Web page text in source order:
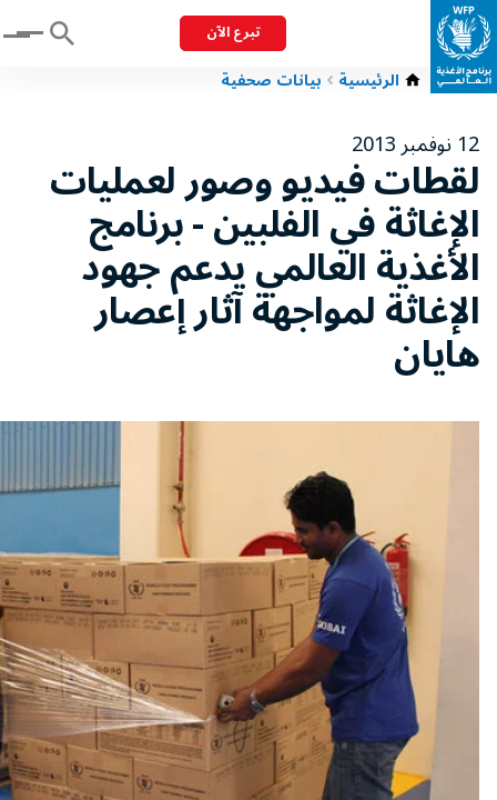
تبرع الآن Menu
الرئيسية بيانات صحفية
12 نوفمبر 2013
لقطات فيديو وصور لعمليات
الإغاثة في الفلبين - برنامج
الأغذية العالمي يدعم جهود
الإغاثة لمواجهة آثار إعصار
هايان